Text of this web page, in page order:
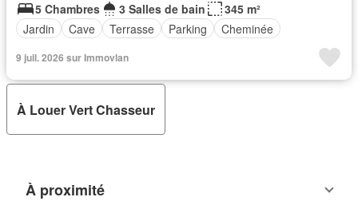
5 Chambres
3 Salles de bain
345 m²
Jardin
Cave Terrasse Parking Cheminée
9 juil. 2026 sur Immovlan
À Louer Vert Chasseur
À proximité